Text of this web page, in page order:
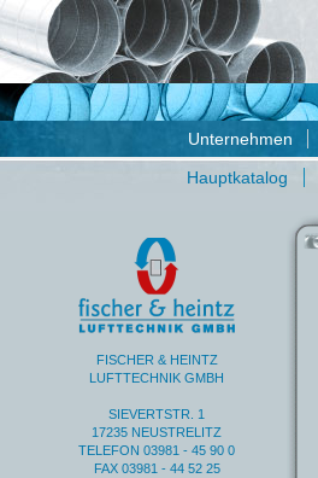
Unternehmen
Hauptkatalog
FISCHER & HEINTZ
LUFTTECHNIK GMBH
SIEVERTSTR. 1
17235 NEUSTRELITZ
TELEFON 03981 - 45 90 0
FAX 03981 - 44 52 25